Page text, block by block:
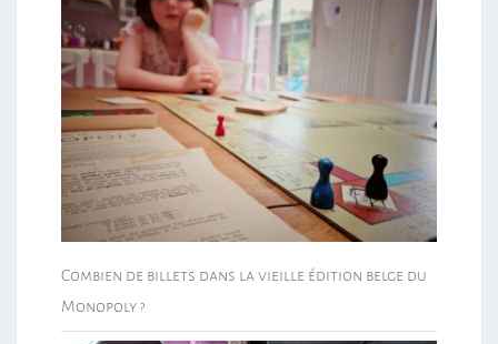
Combien de billets dans la vieille édition belge du
Monopoly ?